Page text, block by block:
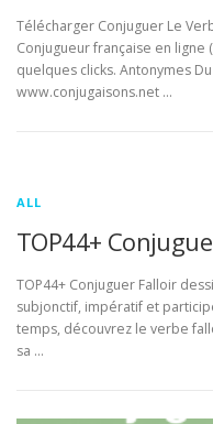
Télécharger Conjuguer Le
Conjugueur française en ligne
quelques clicks. Antonymes
www.conjugaisons.net …
ALL
TOP44+
TOP44+ Conjuguer Falloir
subjonctif, impératif et
temps, découvrez le verbe
sa …